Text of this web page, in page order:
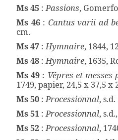
Ms 45 :Passions,
Ms 46 : Cantus varii ad
cm.
Ms 47 :Hymnaire, 1844,
Ms 48 :Hymnaire, 1635,
Ms 49 : Vêpres et
1749, papier, 24,5 x 37,5
Ms 50 :Processionnal,
Ms 51 :Processionnal,
Ms 52 :Processionnal,